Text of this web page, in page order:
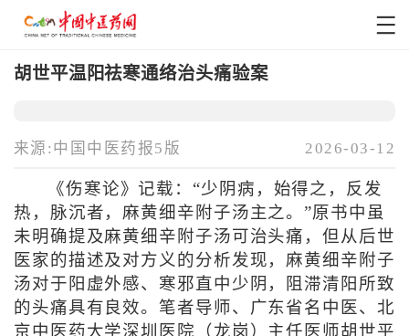
胡世平温阳祛寒通络治头痛验案
来源:中国中医药报5版 2026-03-12
《伤寒论》记载：“少阴病，始得之，反发
热，脉沉者，麻黄细辛附子汤主之。”原书中虽
未明确提及麻黄细辛附子汤可治头痛，但从后世
医家的描述及对方义的分析发现，麻黄细辛附子
汤对于阳虚外感、寒邪直中少阴，阻滞清阳所致
的头痛具有良效。笔者导师、广东省名中医、北
京中医药大学深圳医院（龙岗）主任医师胡世平